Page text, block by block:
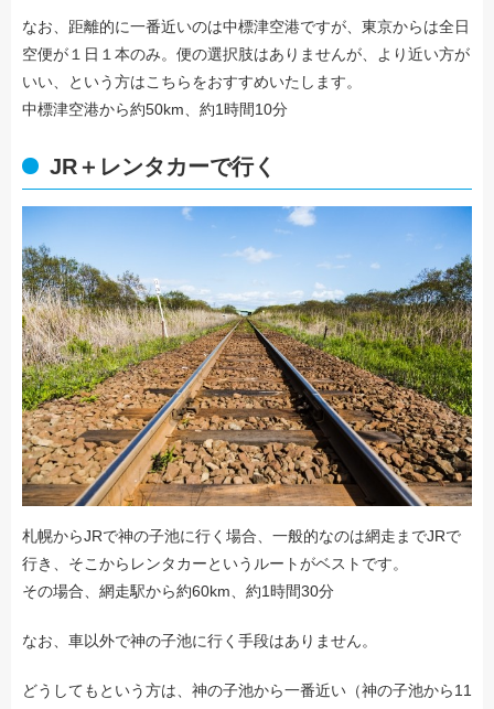
なお、距離的に一番近いのは中標津空港ですが、東京からは全日
空便が１日１本のみ。便の選択肢はありませんが、より近い方が
いい、という方はこちらをおすすめいたします。
中標津空港から約50km、約1時間10分
JR＋レンタカーで行く
札幌からJRで神の子池に行く場合、一般的なのは網走までJRで
行き、そこからレンタカーというルートがベストです。
その場合、網走駅から約60km、約1時間30分
なお、車以外で神の子池に行く手段はありません。
どうしてもという方は、神の子池から一番近い（神の子池から11